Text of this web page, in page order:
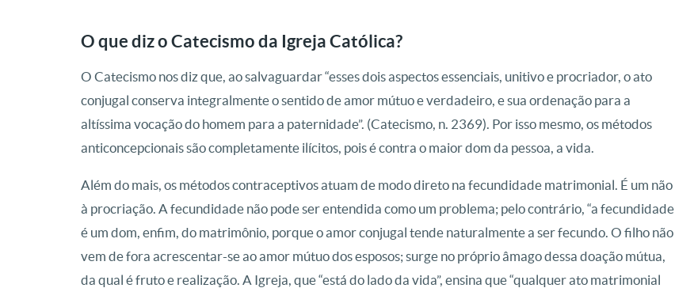
O que diz o Catecismo da Igreja Católica?
O Catecismo nos diz que, ao salvaguardar “esses dois aspectos essenciais, unitivo e procriador, o ato
conjugal conserva integralmente o sentido de amor mútuo e verdadeiro, e sua ordenação para a
altíssima vocação do homem para a paternidade”. (Catecismo, n. 2369). Por isso mesmo, os métodos
anticoncepcionais são completamente ilícitos, pois é contra o maior dom da pessoa, a vida.
Além do mais, os métodos contraceptivos atuam de modo direto na fecundidade matrimonial. É um não
à procriação. A fecundidade não pode ser entendida como um problema; pelo contrário, “a fecundidade
é um dom, enfim, do matrimônio, porque o amor conjugal tende naturalmente a ser fecundo. O filho não
vem de fora acrescentar-se ao amor mútuo dos esposos; surge no próprio âmago dessa doação mútua,
da qual é fruto e realização. A Igreja, que “está do lado da vida”, ensina que “qualquer ato matrimonial